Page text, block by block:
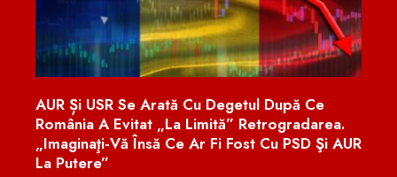
După Ce
Cu PSD Şi AUR
Efectele Grevei Din Spitale: Pacienții
Oncologici, Cei Mai Afectați, Dar
Cadrele Medicale